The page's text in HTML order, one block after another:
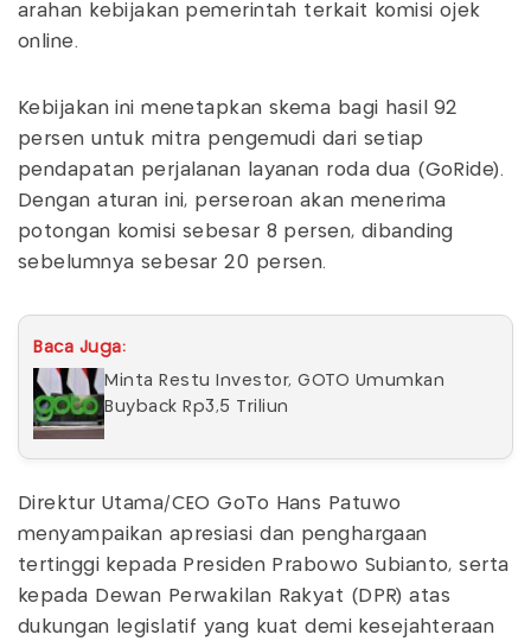
arahan kebijakan pemerintah terkait komisi ojek
online.
Kebijakan ini menetapkan skema bagi hasil 92
persen untuk mitra pengemudi dari setiap
pendapatan perjalanan layanan roda dua (GoRide).
Dengan aturan ini, perseroan akan menerima
potongan komisi sebesar 8 persen, dibanding
sebelumnya sebesar 20 persen.
Baca Juga:
Minta Restu Investor, GOTO Umumkan
Buyback Rp3,5 Triliun
Direktur Utama/CEO GoTo Hans Patuwo
menyampaikan apresiasi dan penghargaan
tertinggi kepada Presiden Prabowo Subianto, serta
kepada Dewan Perwakilan Rakyat (DPR) atas
dukungan legislatif yang kuat demi kesejahteraan